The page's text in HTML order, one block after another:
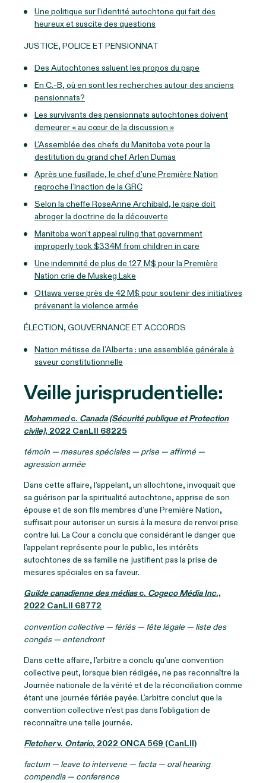
Une politique sur l’identité autochtone qui fait des
heureux et suscite des questions
JUSTICE, POLICE ET PENSIONNAT
Des Autochtones saluent les propos du pape
En C.-B, où en sont les recherches autour des anciens
pensionnats?
Les survivants des pensionnats autochtones doivent
demeurer « au cœur de la discussion »
L’Assemblée des chefs du Manitoba vote pour la
destitution du grand chef Arlen Dumas
Après une fusillade, le chef d’une Première Nation
reproche l’inaction de la GRC
Selon la cheffe RoseAnne Archibald, le pape doit
abroger la doctrine de la découverte
Manitoba won't appeal ruling that government
improperly took $334M from children in care
Une indemnité de plus de 127 M$ pour la Première
Nation crie de Muskeg Lake
Ottawa verse près de 42 M$ pour soutenir des initiatives
prévenant la violence armée
ÉLECTION, GOUVERNANCE ET ACCORDS
Nation métisse de l’Alberta : une assemblée générale à
saveur constitutionnelle
Veille jurisprudentielle:
Mohammedc. Canada (Sécurité publique et Protection
civile), 2022 CanLII 68225
témoin — mesures spéciales — prise — affirmé —
agression armée
Dans cette affaire, l’appelant, un allochtone, invoquait que
sa guérison par la spiritualité autochtone, apprise de son
épouse et de son fils membres d’une Première Nation,
suffisait pour autoriser un sursis à la mesure de renvoi prise
contre lui. La Cour a conclu que considérant le danger que
l’appelant représente pour le public, les intérêts
autochtones de sa famille ne justifient pas la prise de
mesures spéciales en sa faveur.
Guilde canadienne des médiasc. Cogeco Média Inc.,
2022 CanLII 68772
convention collective — fériés — fête légale — liste des
congés — entendront
Dans cette affaire, l’arbitre a conclu qu’une convention
collective peut, lorsque bien rédigée, ne pas reconnaître la
Journée nationale de la vérité et de la réconciliation comme
étant une journée fériée payée. L’arbitre conclut que la
convention collective n’est pas dans l’obligation de
reconnaître une telle journée.
Fletcherv. Ontario, 2022 ONCA 569 (CanLII)
factum — leave to intervene — facta — oral hearing
compendia — conference